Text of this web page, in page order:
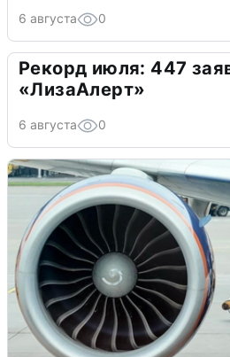
6 августа 0
Рекорд июля: 447
«ЛизаАлерт»
6 августа 0